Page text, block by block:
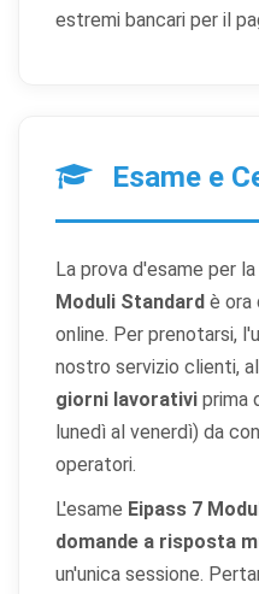
estremi bancari per il
Esame e
La prova d'esame per
Moduli Standard è ora
online. Per prenotarsi,
nostro servizio clienti,
giorni lavorativi prima
lunedì al venerdì) da
operatori.
L'esame Eipass 7
domande a risposta
un'unica sessione.
Cookie di
sito tramite dati
Utilizzati da terze parti
Rifiuta tutti